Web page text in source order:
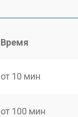
Время
от 10 мин
от 100 мин